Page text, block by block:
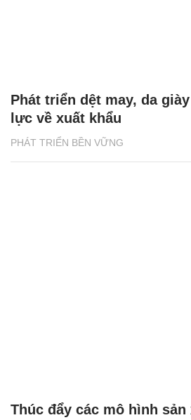
PHÁT TRIỂN BỀN VỮNG
Phát triển dệt may, da
lực về xuất khẩu
Thúc đẩy các mô hình